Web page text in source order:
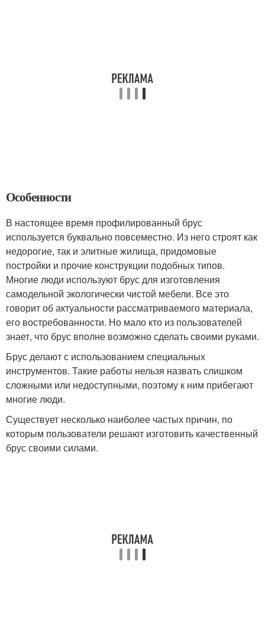
Особенности
В настоящее время профилированный брус
используется буквально повсеместно. Из него строят как
недорогие, так и элитные жилища, придомовые
постройки и прочие конструкции подобных типов.
Многие люди используют брус для изготовления
самодельной экологически чистой мебели. Все это
говорит об актуальности рассматриваемого материала,
его востребованности. Но мало кто из пользователей
знает, что брус вполне возможно сделать своими руками.
Брус делают с использованием специальных
инструментов. Такие работы нельзя назвать слишком
сложными или недоступными, поэтому к ним прибегают
многие люди.
Существует несколько наиболее частых причин, по
которым пользователи решают изготовить качественный
брус своими силами.